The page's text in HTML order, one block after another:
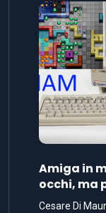
Amiga in
occhi, ma
Cesare Di